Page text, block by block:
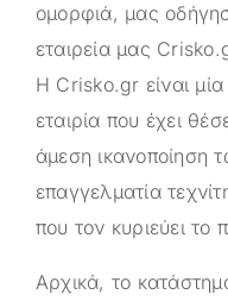
ομορφιά, μας
εταιρεία μας
Η Crisko.gr είναι
εταιρία που έχει
άμεση ικανοποίηση
επαγγελματία
που τον κυριεύει το
Αρχικά, το